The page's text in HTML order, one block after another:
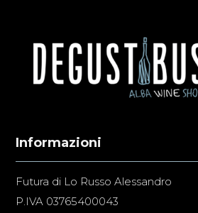
Informazioni
Futura di Lo Russo Alessandro
P.IVA 03765400043